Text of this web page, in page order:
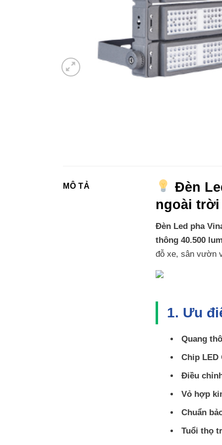
MÔ TẢ
Đèn
ngoài trời
Đèn Led pha
thông 40.500
đỗ xe, sân vườn
1. Ưu
Quang
Chip LED
Điều
Vỏ hợp
Chuẩn
Tuổi thọ